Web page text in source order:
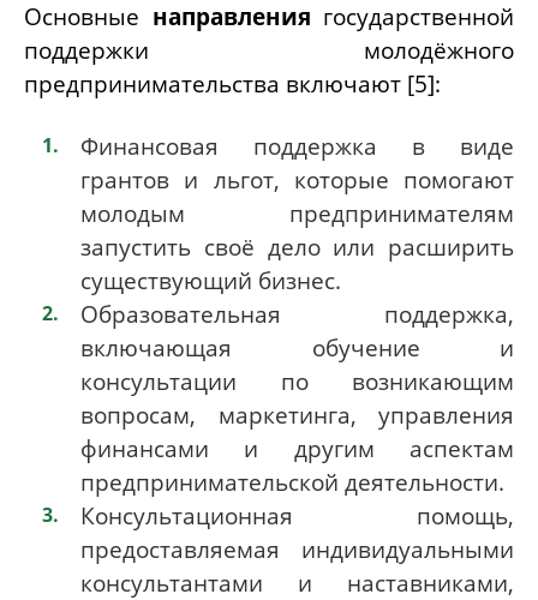
Основные направления государственной
поддержки молодёжного
предпринимательства включают [5]:
Финансовая поддержка в виде
грантов и льгот, которые помогают
молодым предпринимателям
запустить своё дело или расширить
существующий бизнес.
Образовательная поддержка,
включающая обучение и
консультации по возникающим
вопросам, маркетинга, управления
финансами и другим аспектам
предпринимательской деятельности.
Консультационная помощь,
предоставляемая индивидуальными
консультантами и наставниками,